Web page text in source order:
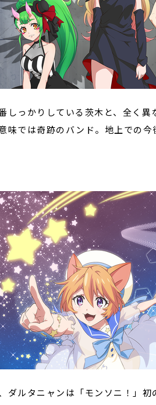
しっかりしている茨木と、全く異
味では奇跡のバンド。地上での今
ダルタニャンは「モンソニ！」初